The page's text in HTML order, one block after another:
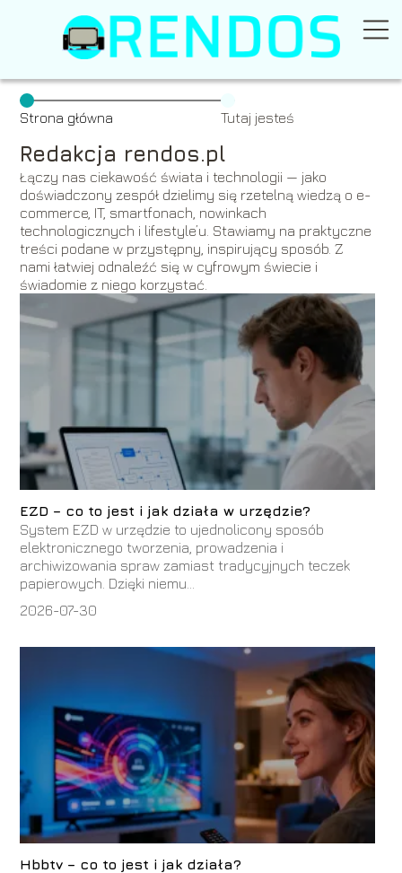
Strona główna Tutaj jesteś
Redakcja rendos.pl
Łączy nas ciekawość świata i technologii — jako
doświadczony zespół dzielimy się rzetelną wiedzą o e-
commerce, IT, smartfonach, nowinkach
technologicznych i lifestyle’u. Stawiamy na praktyczne
treści podane w przystępny, inspirujący sposób. Z
nami łatwiej odnaleźć się w cyfrowym świecie i
świadomie z niego korzystać.
EZD – co to jest i jak działa w urzędzie?
System EZD w urzędzie to ujednolicony sposób
elektronicznego tworzenia, prowadzenia i
archiwizowania spraw zamiast tradycyjnych teczek
papierowych. Dzięki niemu...
2026-07-30
Hbbtv – co to jest i jak działa?